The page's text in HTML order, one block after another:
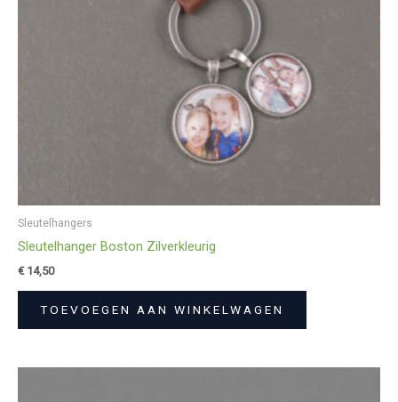
Sleutelhangers
Sleutelhanger Boston Zilverkleurig
€14,50
TOEVOEGEN AAN WINKELWAGEN